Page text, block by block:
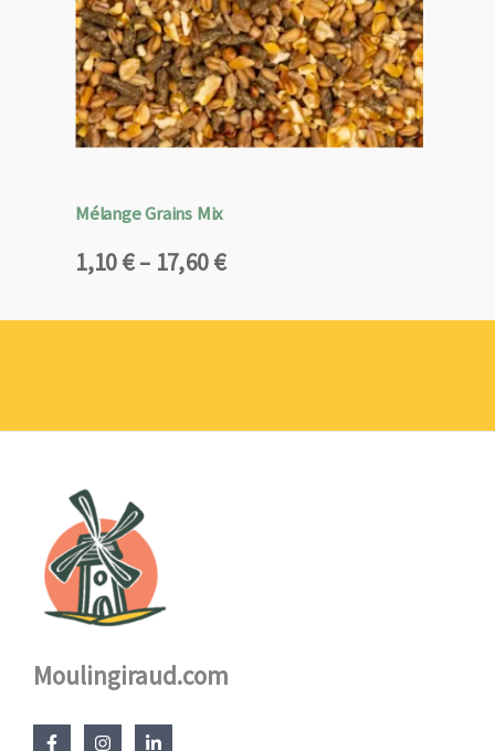
Mélange Grains Mix
1,10€– 17,60€
Plage
prix :
Moulingiraud.com